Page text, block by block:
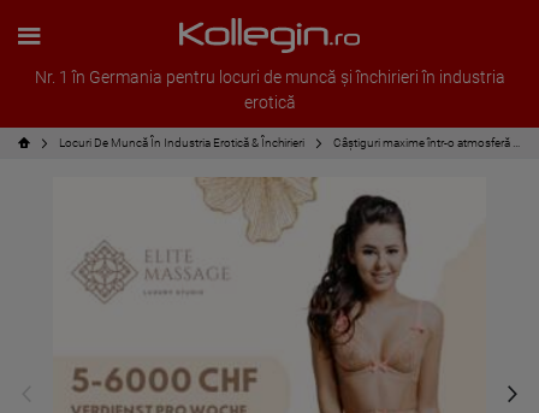
Nr. 1 în Germania pentru locuri de muncă și închirieri în industria
erotică
Locuri De Muncă În Industria Erotică & Închirieri